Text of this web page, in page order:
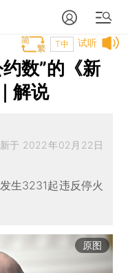
试听
T中
数”的《新
解说
于 2022年02月22日
生3231起违反停火
原图